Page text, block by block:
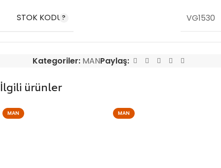
STOK KODU VG1530
Kategoriler: MANPaylaş:
İlgili ürünler
MAN MAN